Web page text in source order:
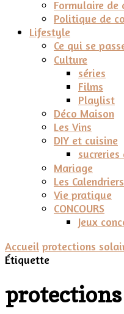
Formulaire de
Politique de
Lifestyle
Ce qui se
Culture
séries
Films
Playlist
Déco Maison
Les Vins
DIY et cuisine
Mariage
Les
Vie pratique
CONCOURS
Jeux
Accueil protections
Étiquette